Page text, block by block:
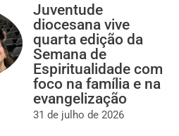
Juventude
diocesana vive
quarta edição da
Semana de
Espiritualidade com
foco na família e na
evangelização
31 de julho de 2026